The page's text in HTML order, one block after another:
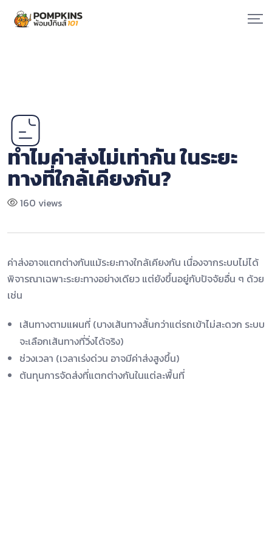
Skip
ทำไมค่าส่งไม่เท่ากัน ในระยะ
ทางที่ใกล้เคียงกัน?
160 views
ค่าส่งอาจแตกต่างกันแม้ระยะทางใกล้เคียงกัน เนื่องจากระบบไม่ได้
พิจารณาเฉพาะระยะทางอย่างเดียว แต่ยังขึ้นอยู่กับปัจจัยอื่น ๆ ด้วย
เช่น
เส้นทางตามแผนที่ (บางเส้นทางสั้นกว่าแต่รถเข้าไม่สะดวก ระบบ
จะเลือกเส้นทางที่วิ่งได้จริง)
ช่วงเวลา (เวลาเร่งด่วน อาจมีค่าส่งสูงขึ้น)
ต้นทุนการจัดส่งที่แตกต่างกันในแต่ละพื้นที่